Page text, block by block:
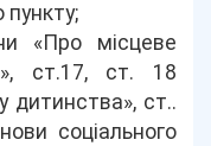
«Про місцеве
ст.17, ст. 18
дитинства», ст..
соціального